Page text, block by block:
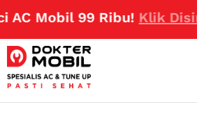
99 Ribu!Klik Disini